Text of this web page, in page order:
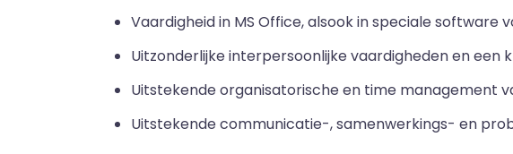
Vaardigheid in MS Office, alsook in speciale software
Uitzonderlijke interpersoonlijke vaardigheden en een
Uitstekende organisatorische en time management
Uitstekende communicatie-, samenwerkings- en